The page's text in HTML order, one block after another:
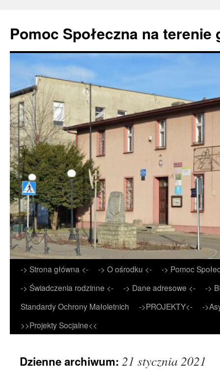
Pomoc Społeczna na terenie
Przejdź
do
treści
-> Strona główna <- -> O ośrodku <-
-> Pomoc
-> Świadczenia rodzinne <-
-> Dane adresowe <-
->
Standardy Ochrony Małoletnich
->PROJEKTY<-
-
>>Projekty Socjalne<<
Dzienne archiwum: 21 stycznia 2021